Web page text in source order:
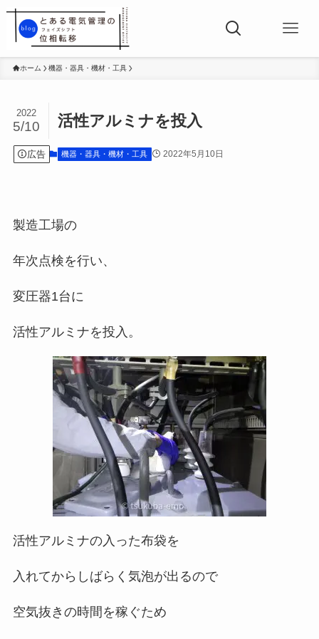
ホーム 機器・器具・機材・工具
活性アルミナを投入
2022
5/10
広告 機器・器具・機材・工具 2022年5月10日
製造工場の
年次点検を行い、
変圧器1台に
活性アルミナを投入。
活性アルミナの入った布袋を
入れてからしばらく気泡が出るので
空気抜きの時間を稼ぐため